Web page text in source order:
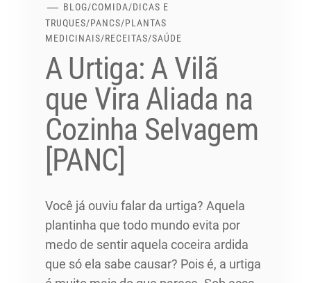
BLOG/COMIDA/DICAS E
TRUQUES/PANCS/PLANTAS
MEDICINAIS/RECEITAS/SAÚDE
A Urtiga: A Vilã
que Vira Aliada na
Cozinha Selvagem
[PANC]
Você já ouviu falar da urtiga? Aquela
plantinha que todo mundo evita por
medo de sentir aquela coceira ardida
que só ela sabe causar? Pois é, a urtiga